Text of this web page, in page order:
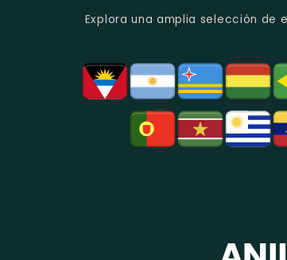
Explora una amplia selección de